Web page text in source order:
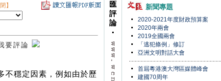
】
要評論
穩定因素，例如由於歷
匯
評
論
新聞專題
2020-2021年度財政預算案
2020年兩會
2019全國兩會
「逃犯條例」修訂
亞洲文明對話大會
首屆粵港澳大灣區媒體峰會
建國70周年